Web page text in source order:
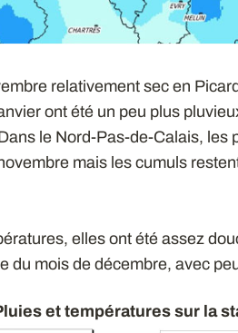
relativement sec en
ont été un peu plus
le Nord-Pas-de-Calais, les
mais les cumuls
elles ont été assez
du mois de décembre, avec
et températures sur la